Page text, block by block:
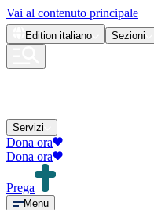
Vai al contenuto principale
Edition italiano Sezioni
Servizi
Dona ora
Dona ora
Prega
Menu